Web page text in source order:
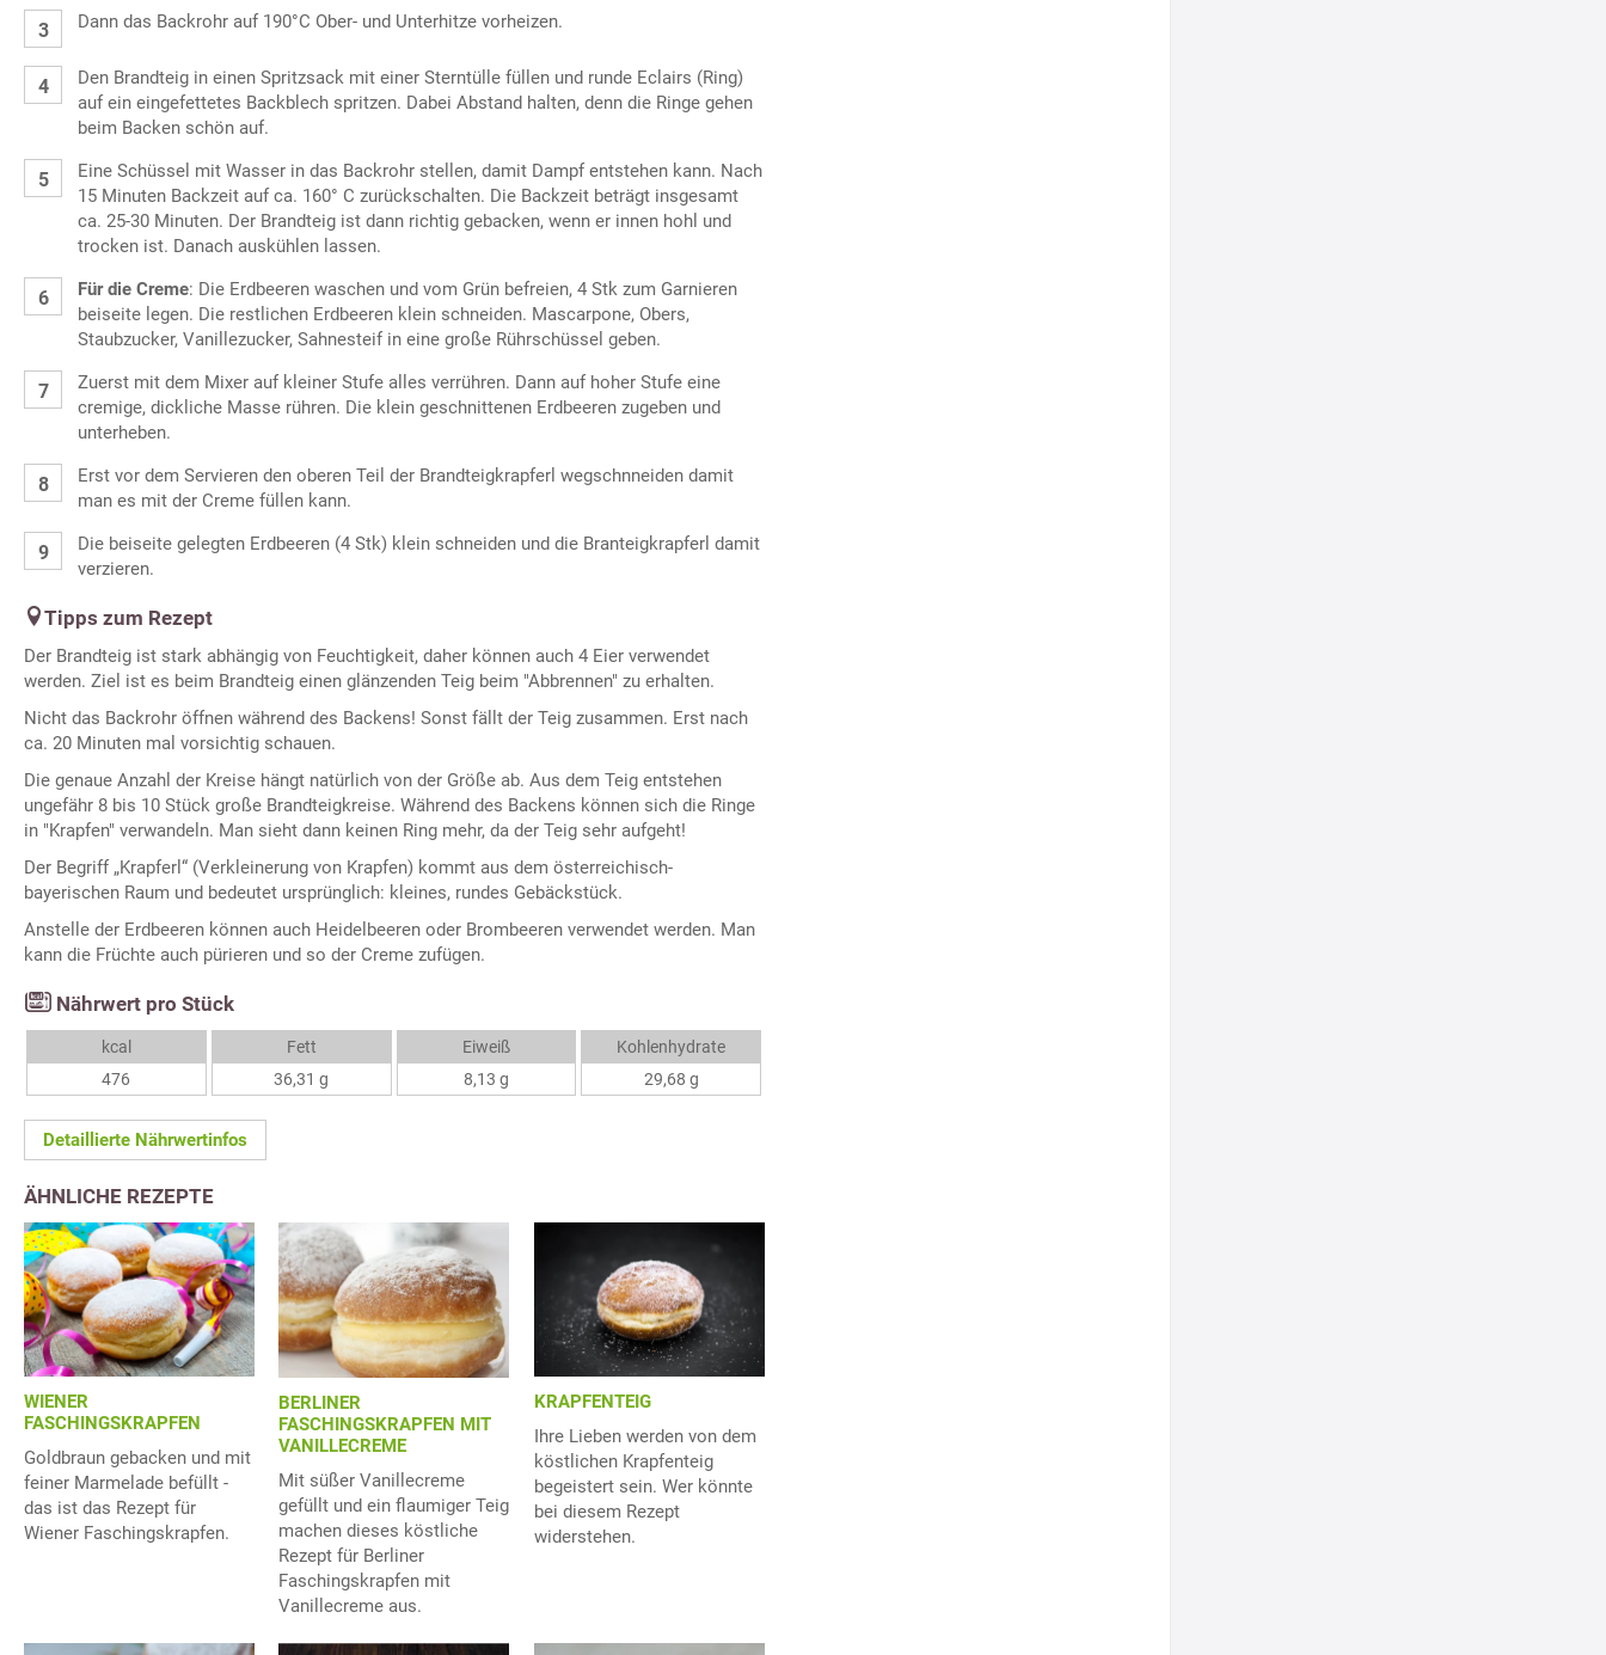
Dann das Backrohr auf 190°C Ober- und Unterhitze vorheizen.
Den Brandteig in einen Spritzsack mit einer Sterntülle füllen und runde Eclairs (Ring)
auf ein eingefettetes Backblech spritzen. Dabei Abstand halten, denn die Ringe gehen
beim Backen schön auf.
Eine Schüssel mit Wasser in das Backrohr stellen, damit Dampf entstehen kann. Nach
15 Minuten Backzeit auf ca. 160° C zurückschalten. Die Backzeit beträgt insgesamt
ca. 25-30 Minuten. Der Brandteig ist dann richtig gebacken, wenn er innen hohl und
trocken ist. Danach auskühlen lassen.
Für die Creme: Die Erdbeeren waschen und vom Grün befreien, 4 Stk zum Garnieren
beiseite legen. Die restlichen Erdbeeren klein schneiden. Mascarpone, Obers,
Staubzucker, Vanillezucker, Sahnesteif in eine große Rührschüssel geben.
Zuerst mit dem Mixer auf kleiner Stufe alles verrühren. Dann auf hoher Stufe eine
cremige, dickliche Masse rühren. Die klein geschnittenen Erdbeeren zugeben und
unterheben.
Erst vor dem Servieren den oberen Teil der Brandteigkrapferl wegschnneiden damit
man es mit der Creme füllen kann.
Die beiseite gelegten Erdbeeren (4 Stk) klein schneiden und die Branteigkrapferl damit
verzieren.
Tipps zum Rezept
Der Brandteig ist stark abhängig von Feuchtigkeit, daher können auch 4 Eier verwendet
werden. Ziel ist es beim Brandteig einen glänzenden Teig beim "Abbrennen" zu erhalten.
Nicht das Backrohr öffnen während des Backens! Sonst fällt der Teig zusammen. Erst nach
ca. 20 Minuten mal vorsichtig schauen.
Die genaue Anzahl der Kreise hängt natürlich von der Größe ab. Aus dem Teig entstehen
ungefähr 8 bis 10 Stück große Brandteigkreise. Während des Backens können sich die Ringe
in "Krapfen" verwandeln. Man sieht dann keinen Ring mehr, da der Teig sehr aufgeht!
Der Begriff „Krapferl“ (Verkleinerung von Krapfen) kommt aus dem österreichisch-
bayerischen Raum und bedeutet ursprünglich: kleines, rundes Gebäckstück.
Anstelle der Erdbeeren können auch Heidelbeeren oder Brombeeren verwendet werden. Man
kann die Früchte auch pürieren und so der Creme zufügen.
Nährwert pro Stück
kcal
476
Fett
36,31 g
Eiweiß
8,13 g
Kohlenhydrate
29,68 g
Detaillierte Nährwertinfos
ÄHNLICHE REZEPTE
WIENER
FASCHINGSKRAPFEN
Goldbraun gebacken und mit
feiner Marmelade befüllt -
das ist das Rezept für
Wiener Faschingskrapfen.
BERLINER
FASCHINGSKRAPFEN MIT
VANILLECREME
Mit süßer Vanillecreme
gefüllt und ein flaumiger Teig
machen dieses köstliche
Rezept für Berliner
Faschingskrapfen mit
Vanillecreme aus.
KRAPFENTEIG
Ihre Lieben werden von dem
köstlichen Krapfenteig
begeistert sein. Wer könnte
bei diesem Rezept
widerstehen.